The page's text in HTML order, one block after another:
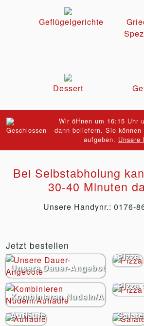
Geflügelgerichte
Dessert
Wir öffnen um 16:15 Uhr
dann beliefern. Sie
aufgeben. Unsere
Bei Selbstabholung
30-40 Minuten
Unsere Handynr.: 0176-
Jetzt bestellen
Unsere Dauer-Angebote
Pizza
Kombinieren Nudeln/Aufläufe
Pizza
Aufläufe
Salate